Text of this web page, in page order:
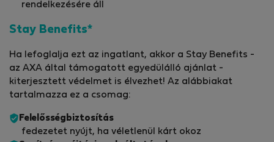
rendelkezésére áll
Stay Benefits*
Ha lefoglalja ezt az ingatlant, akkor a Stay Benefits -
az AXA által támogatott egyedülálló ajánlat -
kiterjesztett védelmet is élvezhet! Az alábbiakat
tartalmazza ez a csomag:
Felelősségbiztosítás
fedezetet nyújt, ha véletlenül kárt okoz